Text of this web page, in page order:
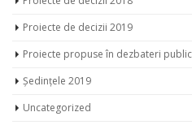
Proiecte de decizii 2018
Proiecte de decizii 2019
Proiecte propuse în dezbateri
Ședințele 2019
Uncategorized